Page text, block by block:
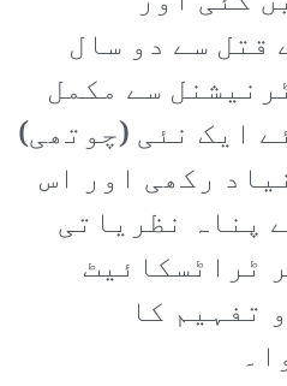
قتل سے دو سال
سے مکمل
ایک نئی (چوتھی)
رکھی اور اس
پناہ نظریاتی
ٹراٹسکائیٹ
تفہیم کا